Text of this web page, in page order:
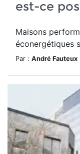
est-ce
Maisons
éconergétiques
Par : André Fauteux